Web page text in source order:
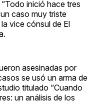
inició hace tres
caso muy triste
vice cónsul de El
asesinadas por
se usó un arma de
titulado “Cuando
un análisis de los